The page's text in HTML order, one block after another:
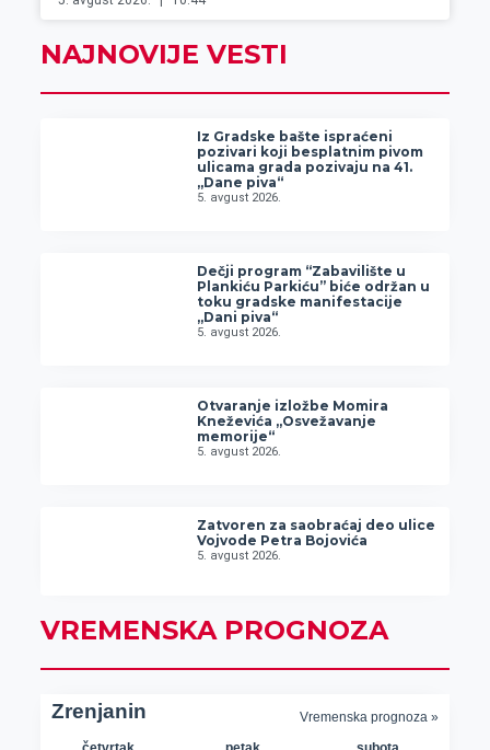
NAJNOVIJE VESTI
Iz Gradske bašte ispraćeni
pozivari koji besplatnim pivom
ulicama grada pozivaju na 41.
„Dane piva“
5. avgust 2026.
Dečji program “Zabavilište u
Plankiću Parkiću” biće održan u
toku gradske manifestacije
„Dani piva“
5. avgust 2026.
Otvaranje izložbe Momira
Kneževića „Osvežavanje
memorije“
5. avgust 2026.
Zatvoren za saobraćaj deo ulice
Vojvode Petra Bojovića
5. avgust 2026.
VREMENSKA PROGNOZA